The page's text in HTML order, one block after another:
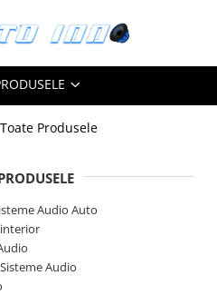
dedicate
Toate Produsele
Audio Auto
Audio